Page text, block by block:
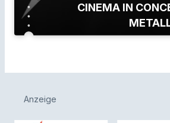
CINEMA IN
Anzeige